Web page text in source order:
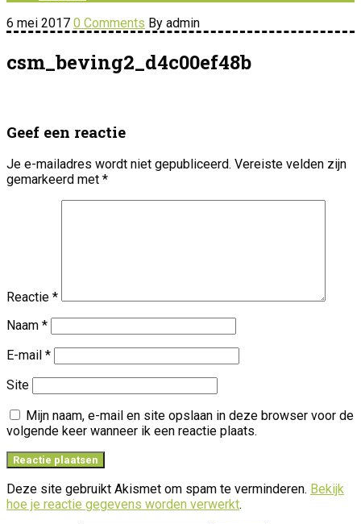
6 mei 2017 0 Comments By admin
csm_beving2_d4c00ef48b
Geef een reactie
Je e-mailadres wordt niet gepubliceerd. Vereiste velden zijn
gemarkeerd met *
Reactie *
Naam *
E-mail *
Site
Mijn naam, e-mail en site opslaan in deze browser voor de
volgende keer wanneer ik een reactie plaats.
Deze site gebruikt Akismet om spam te verminderen. Bekijk
hoe je reactie gegevens worden verwerkt.